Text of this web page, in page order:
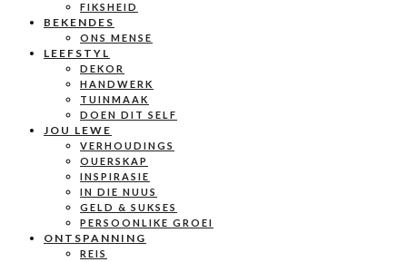
FIKSHEID
BEKENDES
ONS MENSE
LEEFSTYL
DEKOR
HANDWERK
TUINMAAK
DOEN DIT SELF
JOU LEWE
VERHOUDINGS
OUERSKAP
INSPIRASIE
IN DIE NUUS
GELD & SUKSES
PERSOONLIKE GROEI
ONTSPANNING
REIS